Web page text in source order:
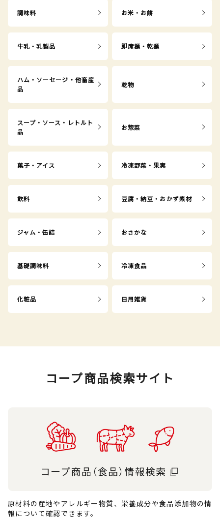
調味料 お米・お餅
牛乳・乳製品 即席麺・乾麺
ハム・ソーセージ・他畜産
品
乾物
スープ・ソース・レトルト
品
お惣菜
菓子・アイス 冷凍野菜・果実
飲料 豆腐・納豆・おかず素材
ジャム・缶詰 おさかな
基礎調味料 冷凍食品
化粧品 日用雑貨
コープ商品検索サイト
原材料の産地やアレルギー物質、栄養成分や食品添加物の情
報について確認できます。